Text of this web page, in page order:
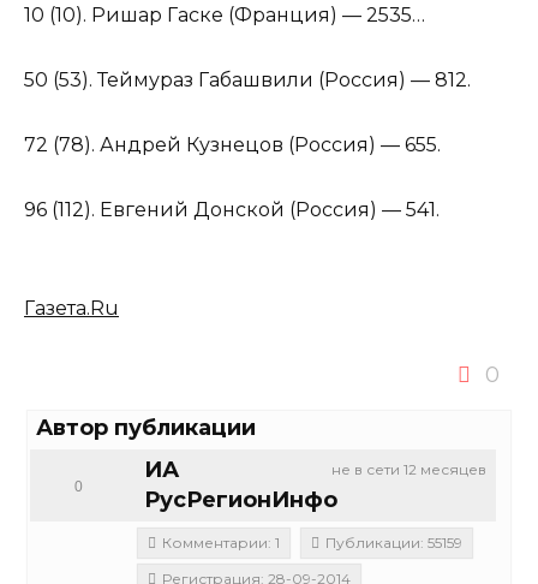
10 (10). Ришар Гаске (Франция) — 2535…
50 (53). Теймураз Габашвили (Россия) — 812.
72 (78). Андрей Кузнецов (Россия) — 655.
96 (112). Евгений Донской (Россия) — 541.
Газета.Ru
0
Автор публикации
не в сети 12 месяцев
ИА
РусРегионИнфо
0
Комментарии: 1
Публикации: 55159
Регистрация: 28-09-2014